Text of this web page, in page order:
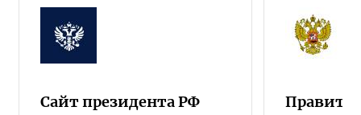
Сайт президента РФ